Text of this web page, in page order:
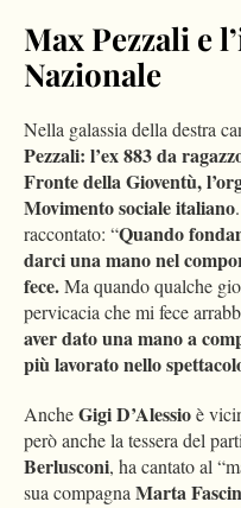
Max Pezzali e
Nazionale
Nella galassia della destra
Pezzali: l’ex 883 da
Fronte della Gioventù,
Movimento sociale italiano.
raccontato: “Quando
darci una mano nel
fece.Ma quando qualche
pervicacia che mi fece
aver dato una mano a
più lavorato nello
AncheGigi D’Alessioè
però anche la tessera del
Berlusconi, ha cantato al
sua compagnaMarta